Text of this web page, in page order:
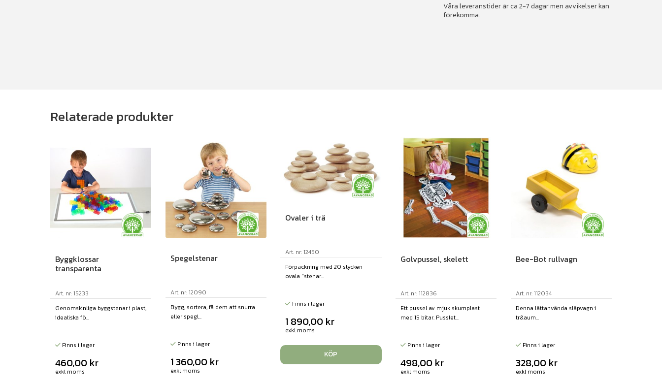
Våra leveranstider är ca 2-7 dagar men avvikelser kan
förekomma.
Relaterade produkter
Byggklossar
transparenta
Art. nr: 15233
Genomskinliga byggstenar i plast,
idealiska fö...
Finns i lager
460,00 kr
exkl moms
Spegelstenar
Art. nr: 12090
Bygg, sortera, få dem att snurra
eller spegl...
Finns i lager
1 360,00 kr
exkl moms
Ovaler i trä
Art. nr: 12450
Förpackning med 20 stycken
ovala "stenar...
Finns i lager
1 890,00 kr
exkl moms
KÖP
Golvpussel, skelett
Art. nr: 112836
Ett pussel av mjuk skumplast
med 15 bitar. Pusslet...
Finns i lager
498,00 kr
exkl moms
Bee-Bot rullvagn
Art. nr: 112034
Denna lättanvända släpvagn i
tr&aum...
Finns i lager
328,00 kr
exkl moms